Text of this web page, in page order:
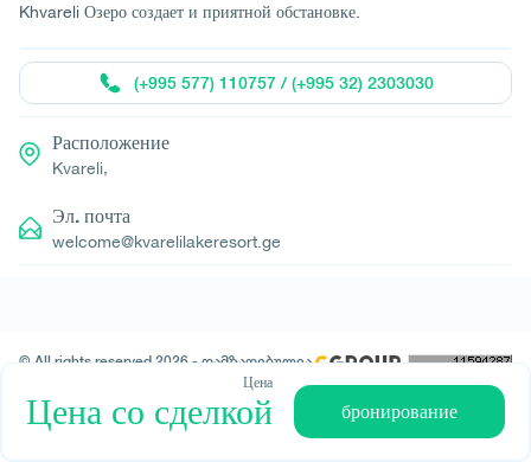
Khvareli Озеро создает и приятной обстановке.
Цена
Цена со сделкой бронирование
(+995 577) 110757 / (+995 32) 2303030
Расположение
Kvareli,
Эл. почта
welcome@kvarelilakeresort.ge
© All rights reserved 2026 - დამზადებულია